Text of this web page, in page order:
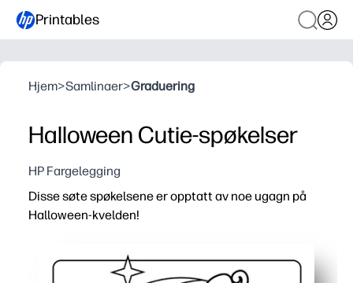
Printables
Hjem>Samlinaer>Graduering
Halloween Cutie-spøkelser
HP Fargelegging
Disse søte spøkelsene er opptatt av noe ugagn på
Halloween-kvelden!
Skriv ut og gå - du kan sette opp en festlig aktivitet
Holder barna lykkelig opptatt - vekk kreativitet, bygg